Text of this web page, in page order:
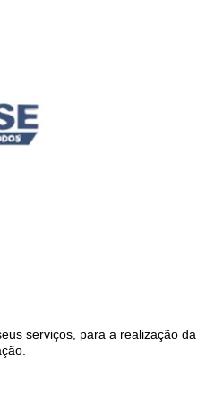
serviços, para a realização da